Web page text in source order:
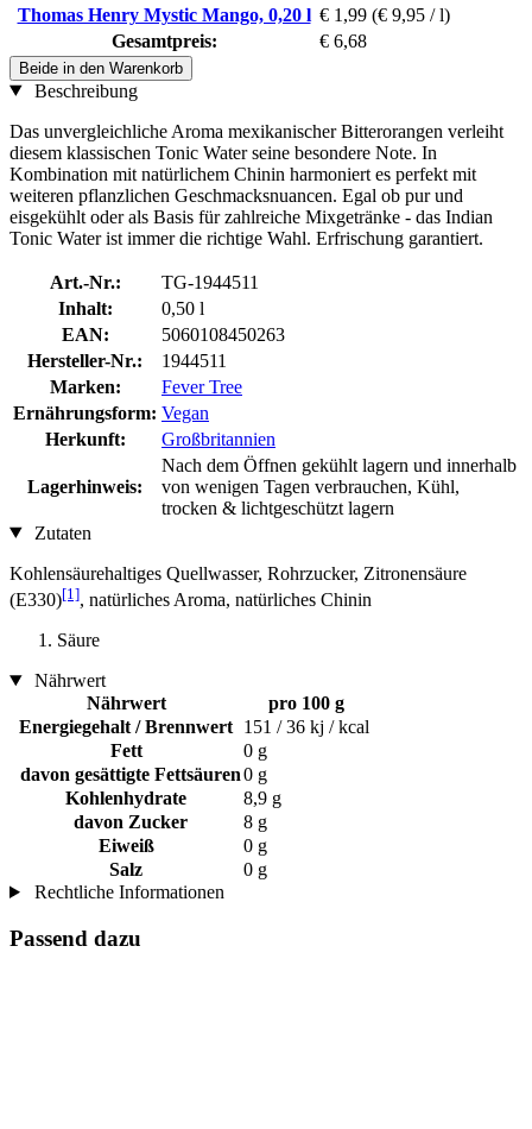
Thomas Henry Mystic Mango, 0,20 l € 1,99 (€ 9,95 / l)
Gesamtpreis:
€ 6,68
Beide in den Warenkorb
Beschreibung
Das unvergleichliche Aroma mexikanischer Bitterorangen verleiht
diesem klassischen Tonic Water seine besondere Note. In
Kombination mit natürlichem Chinin harmoniert es perfekt mit
weiteren pflanzlichen Geschmacksnuancen. Egal ob pur und
eisgekühlt oder als Basis für zahlreiche Mixgetränke - das Indian
Tonic Water ist immer die richtige Wahl. Erfrischung garantiert.
Art.-Nr.:
TG-1944511
Inhalt:
0,50 l
EAN:
5060108450263
Hersteller-Nr.:
1944511
Marken:
Fever Tree
Ernährungsform: Vegan
Herkunft:
Großbritannien
Lagerhinweis:
Nach dem Öffnen gekühlt lagern und innerhalb
von wenigen Tagen verbrauchen, Kühl,
trocken & lichtgeschützt lagern
Zutaten
Kohlensäurehaltiges Quellwasser, Rohrzucker, Zitronensäure
(E330)[1], natürliches Aroma, natürliches Chinin
Säure
Nährwert
Nährwert
pro 100 g
Energiegehalt / Brennwert 151 / 36 kj / kcal
Fett
0 g
davon gesättigte Fettsäuren0 g
Kohlenhydrate
8,9 g
davon Zucker
8 g
Eiweiß
0 g
Salz
0 g
Rechtliche Informationen
Passend dazu